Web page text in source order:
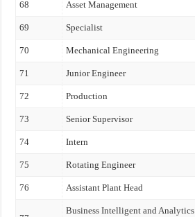
68 Asset Management
69 Specialist
70 Mechanical Engineering
71 Junior Engineer
72 Production
73 Senior Supervisor
74 Intern
75 Rotating Engineer
76 Assistant Plant Head
Business Intelligent and Analytics